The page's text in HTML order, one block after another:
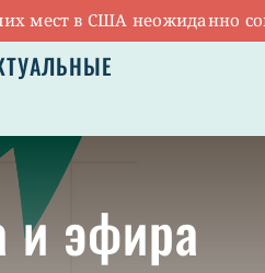
в США неожиданно
и эфира